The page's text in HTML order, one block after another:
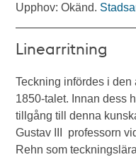
Upphov: Okänd.
Linearritning
Teckning infördes i
1850-talet. Innan dess
tillgång till denna
Gustav III professorn
Rehn som